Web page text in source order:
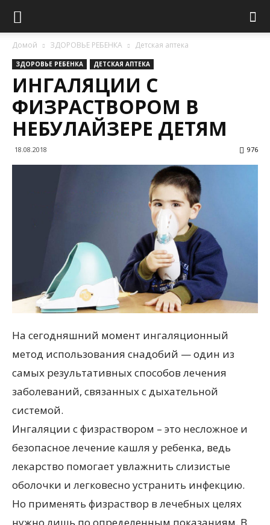
Домой ЗДОРОВЬЕ РЕБЕНКА Детская аптека
ЗДОРОВЬЕ РЕБЕНКА ДЕТСКАЯ АПТЕКА
ИНГАЛЯЦИИ С
ФИЗРАСТВОРОМ В
НЕБУЛАЙЗЕРЕ ДЕТЯМ
18.08.2018 976
На сегодняшний момент ингаляционный
метод использования снадобий — один из
самых результативных способов лечения
заболеваний, связанных с дыхательной
системой.
Ингаляции с физраствором – это несложное и
безопасное лечение кашля у ребенка, ведь
лекарство помогает увлажнить слизистые
оболочки и легковесно устранить инфекцию.
Но применять физраствор в лечебных целях